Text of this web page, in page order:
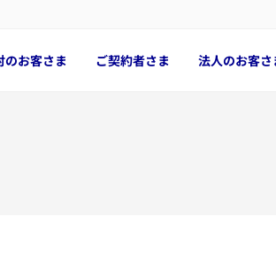
のお客さま ご契約者さま 法人のお客さ